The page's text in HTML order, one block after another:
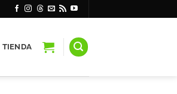
TIENDA